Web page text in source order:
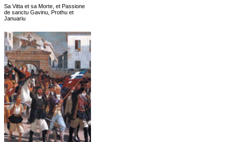
Sa Vitta et sa Morte, et Passione
de sanctu Gavinu, Prothu et
Januariu